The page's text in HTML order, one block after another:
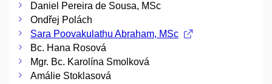
Daniel Pereira de Sousa, MSc
Ondřej Polách
Sara Poovakulathu Abraham, MSc
Bc. Hana Rosová
Mgr. Bc. Karolína Smolková
Amálie Stoklasová